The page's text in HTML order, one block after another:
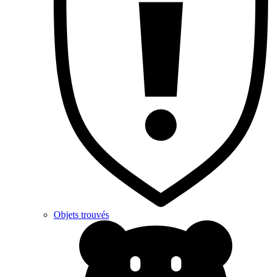
Objets trouvés